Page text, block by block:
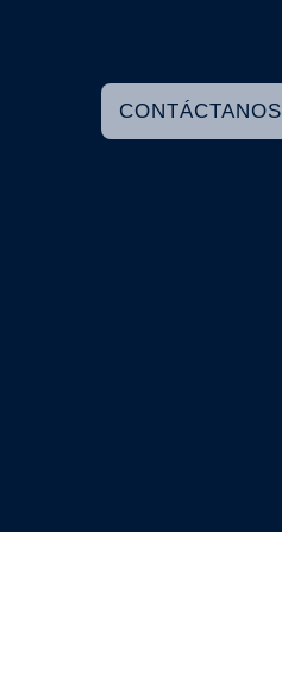
CONTÁCTANOS